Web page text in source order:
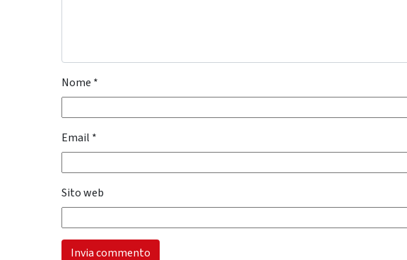
Nome *
Email *
Sito web